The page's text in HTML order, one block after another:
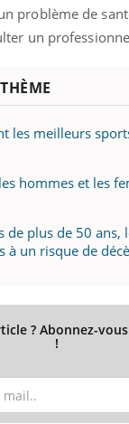
problème de
un
les meilleurs
hommes et les
de plus de 50 ans,
à un risque de
? Abonnez-
!